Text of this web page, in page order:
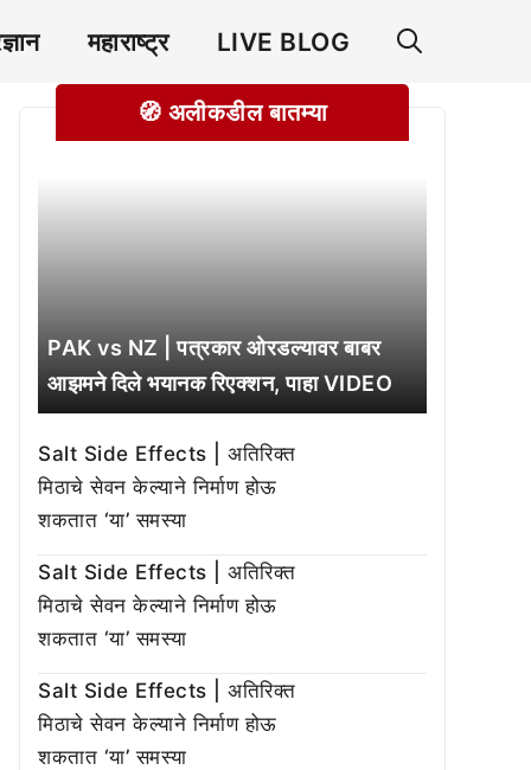
महाराष्ट्र LIVE BLOG
🧭 अलीकडील बातम्या
PAK vs NZ | पत्रकार ओरडल्यावर बाबर
आझमने दिले भयानक रिएक्शन, पाहा VIDEO
Salt Side Effects | अतिरिक्त
मिठाचे सेवन केल्याने निर्माण होऊ
शकतात ‘या’ समस्या
Salt Side Effects | अतिरिक्त
मिठाचे सेवन केल्याने निर्माण होऊ
शकतात ‘या’ समस्या
Salt Side Effects | अतिरिक्त
मिठाचे सेवन केल्याने निर्माण होऊ
शकतात ‘या’ समस्या